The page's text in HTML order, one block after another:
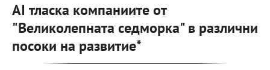
AI тласка компаниите от
"Великолепната седморка" в различни
посоки на развитие*